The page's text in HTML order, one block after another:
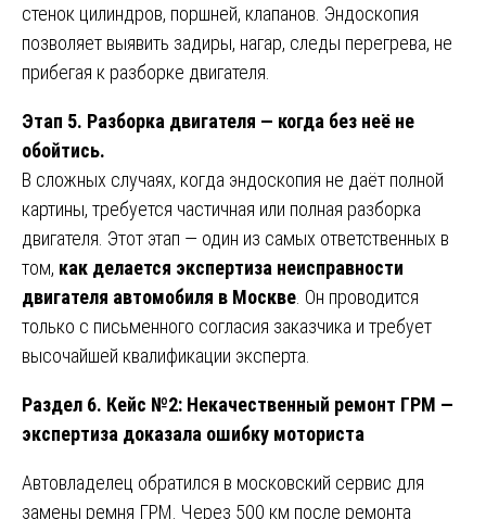
стенок цилиндров, поршней, клапанов. Эндоскопия
позволяет выявить задиры, нагар, следы перегрева, не
прибегая к разборке двигателя.
Этап 5. Разборка двигателя — когда без неё не
обойтись.
В сложных случаях, когда эндоскопия не даёт полной
картины, требуется частичная или полная разборка
двигателя. Этот этап — один из самых ответственных в
том, как делается экспертиза неисправности
двигателя автомобиля в Москве . Он проводится
только с письменного согласия заказчика и требует
высочайшей квалификации эксперта.
Раздел 6. Кейс №2: Некачественный ремонт ГРМ —
экспертиза доказала ошибку моториста
Автовладелец обратился в московский сервис для
замены ремня ГРМ. Через 500 км после ремонта